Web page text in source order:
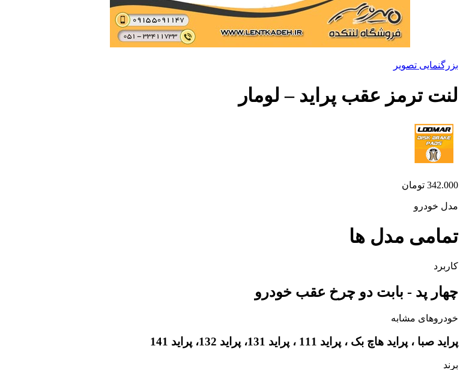
بزرگنمایی تصویر
لنت ترمز عقب پراید – لومار
342.000 تومان
مدل خودرو
تمامی مدل ها
کاربرد
چهار پد - بابت دو چرخ عقب خودرو
خودروهای مشابه
پراید صبا ، پراید هاچ بک ، پراید 111 ، پراید 131، پراید 132، پراید 141
برند